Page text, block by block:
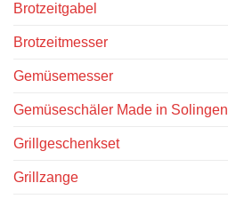
Brotzeitgabel
Brotzeitmesser
Gemüsemesser
Gemüseschäler Made in Solingen
Grillgeschenkset
Grillzange